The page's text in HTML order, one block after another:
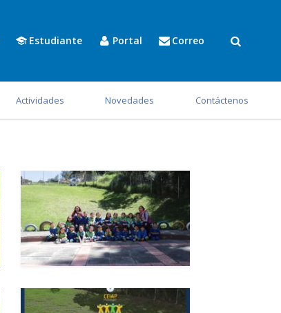
Estudiante Portal Correo
Actividades Novedades Contáctenos